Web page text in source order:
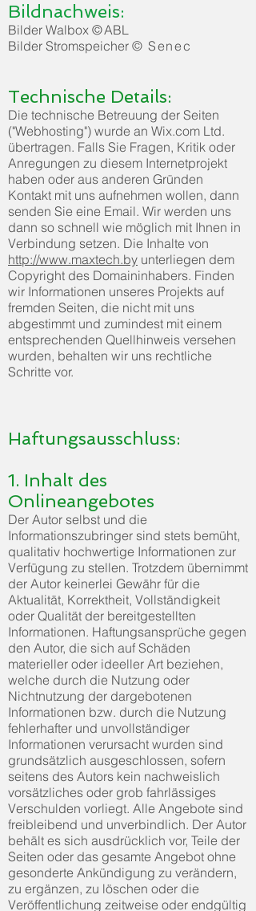
Bildnachweis:
Bilder Walbox ©ABL
Bilder Stromspeicher © Senec
Technische Details:
Die technische Betreuung der Seiten
("Webhosting") wurde an Wix.com Ltd.
übertragen. Falls Sie Fragen, Kritik oder
Anregungen zu diesem Internetprojekt
haben oder aus anderen Gründen
Kontakt mit uns aufnehmen wollen, dann
senden Sie eine Email. Wir werden uns
dann so schnell wie möglich mit Ihnen in
Verbindung setzen. Die Inhalte von
http://www.maxtech.by unterliegen dem
Copyright des Domaininhabers. Finden
wir Informationen unseres Projekts auf
fremden Seiten, die nicht mit uns
abgestimmt und zumindest mit einem
entsprechenden Quellhinweis versehen
wurden, behalten wir uns rechtliche
Schritte vor.
Haftungsausschluss:
1. Inhalt des
Onlineangebotes
Der Autor selbst und die
Informationszubringer sind stets bemüht,
qualitativ hochwertige Informationen zur
Verfügung zu stellen. Trotzdem übernimmt
der Autor keinerlei Gewähr für die
Aktualität, Korrektheit, Vollständigkeit
oder Qualität der bereitgestellten
Informationen. Haftungsansprüche gegen
den Autor, die sich auf Schäden
materieller oder ideeller Art beziehen,
welche durch die Nutzung oder
Nichtnutzung der dargebotenen
Informationen bzw. durch die Nutzung
fehlerhafter und unvollständiger
Informationen verursacht wurden sind
grundsätzlich ausgeschlossen, sofern
seitens des Autors kein nachweislich
vorsätzliches oder grob fahrlässiges
Verschulden vorliegt. Alle Angebote sind
freibleibend und unverbindlich. Der Autor
behält es sich ausdrücklich vor, Teile der
Seiten oder das gesamte Angebot ohne
gesonderte Ankündigung zu verändern,
zu ergänzen, zu löschen oder die
Veröffentlichung zeitweise oder endgültig